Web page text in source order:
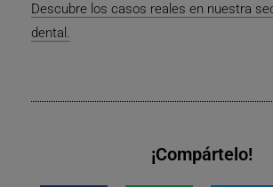
Descubre los casos reales en nuestra
dental.
¡Compártelo!